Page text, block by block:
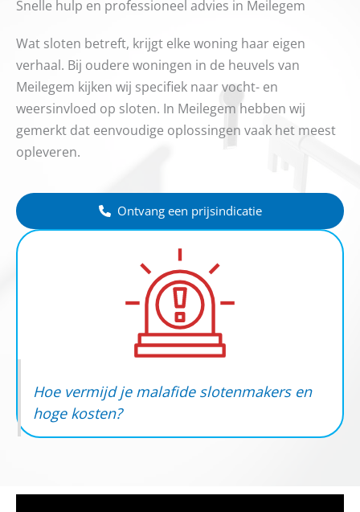
Snelle hulp en professioneel advies in Meilegem
Wat sloten betreft, krijgt elke woning haar eigen
verhaal. Bij oudere woningen in de heuvels van
Meilegem kijken wij specifiek naar vocht- en
weersinvloed op sloten. In Meilegem hebben wij
gemerkt dat eenvoudige oplossingen vaak het meest
opleveren.
Ontvang een prijsindicatie
Hoe vermijd je malafide slotenmakers en
hoge kosten?